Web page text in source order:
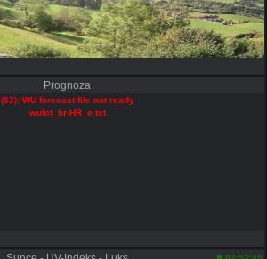
Prognoza
(52): WU forecast file not ready
wufct_hr-HR_e.txt